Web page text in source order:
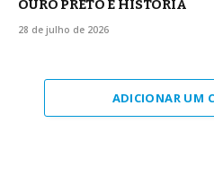
OURO PRETO É HISTÓRIA
28 de julho de 2026
ADICIONAR UM